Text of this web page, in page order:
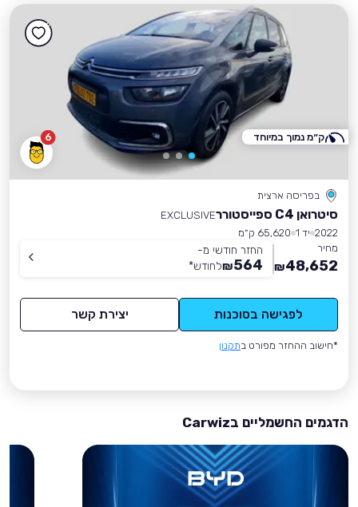
6
בפריסה ארצית
סיטרואן C4 ספייסטורר
EXCLUSIVE
2022 יד 1
65,620 ק״מ
מחיר
48,652
₪
החזר חודשי מ-
564
₪לחודש*
לפגישה בסוכנות יצירת קשר
*חישוב ההחזר מפורט בתקנון
ק״מ נמוך במיוחד
הדגמים החשמליים בCarwiz